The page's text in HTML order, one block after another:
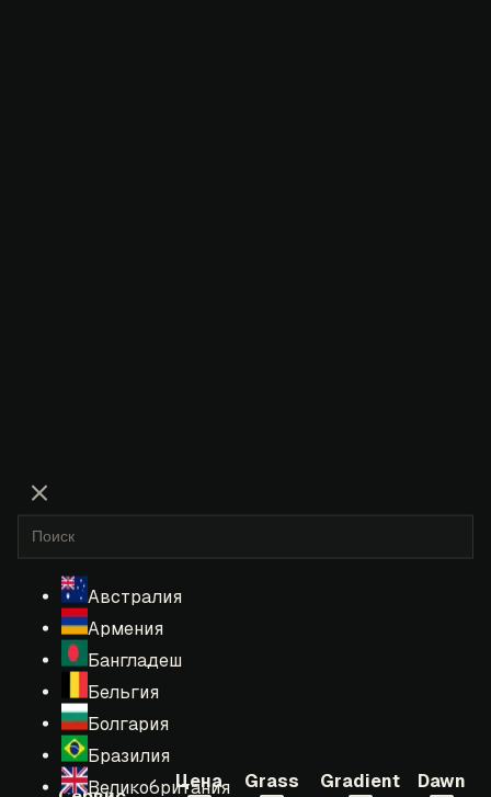
Австралия
Армения
Бангладеш
Бельгия
Болгария
Бразилия
Великобритания
Цена Grass Gradient Dawn